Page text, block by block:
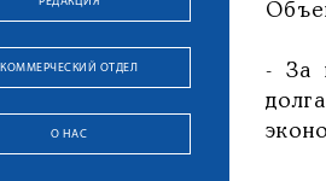
КОММЕРЧЕСКИЙ ОТДЕЛ
О НАС
- За